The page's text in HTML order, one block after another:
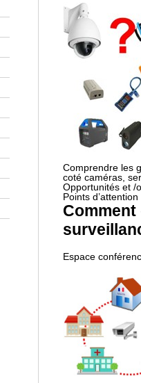
Comprendre les
coté caméras,
Opportunités et /
Points
Espace